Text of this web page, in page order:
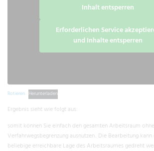
Inhalt entsperren
Erforderlichen Service
und Inhalte entsperren
Rotieren Herunterladen
Ergebnis sieht wie folgt aus:
somit können Sie einfach den gesamten Arbeitsraum ohne
Verfahrwegsbegrenzung ausnutzen.. Die Bearbeitung
beliebige erreichbare Lage des Arbeitsraumes gedreht